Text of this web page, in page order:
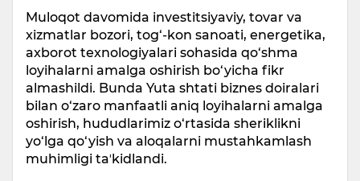
Muloqot davomida investitsiyaviy, tovar va
xizmatlar bozori, tog‘-kon sanoati, energetika,
axborot texnologiyalari sohasida qo‘shma
loyihalarni amalga oshirish bo‘yicha fikr
almashildi. Bunda Yuta shtati biznes doiralari
bilan o‘zaro manfaatli aniq loyihalarni amalga
oshirish, hududlarimiz o‘rtasida sheriklikni
yo‘lga qo‘yish va aloqalarni mustahkamlash
muhimligi taʼkidlandi.